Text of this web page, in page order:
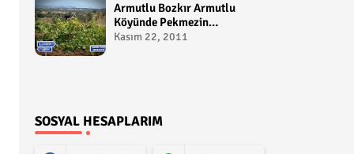
Armutlu Bozkır Armutlu
Köyünde Pekmezin
Hikayesi:Gezen Bilir Kontv
Kasım 22, 2011
SOSYAL HESAPLARIM